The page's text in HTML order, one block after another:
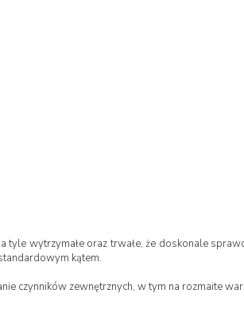
wytrzymałe oraz trwałe, że doskonale
kątem.
czynników zewnętrznych, w tym na rozmaite